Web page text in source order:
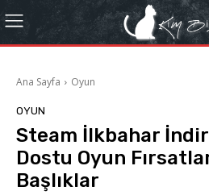
Ana Sayfa Oyun
OYUN
Steam İlkbahar
Dostu Oyun
Başlıklar